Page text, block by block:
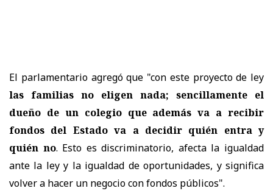
El parlamentario agregó que "con este proyecto de ley
las familias no eligen nada; sencillamente el
dueño de un colegio que además va a recibir
fondos del Estado va a decidir quién entra y
quién no. Esto es discriminatorio, afecta la igualdad
ante la ley y la igualdad de oportunidades, y significa
volver a hacer un negocio con fondos públicos".